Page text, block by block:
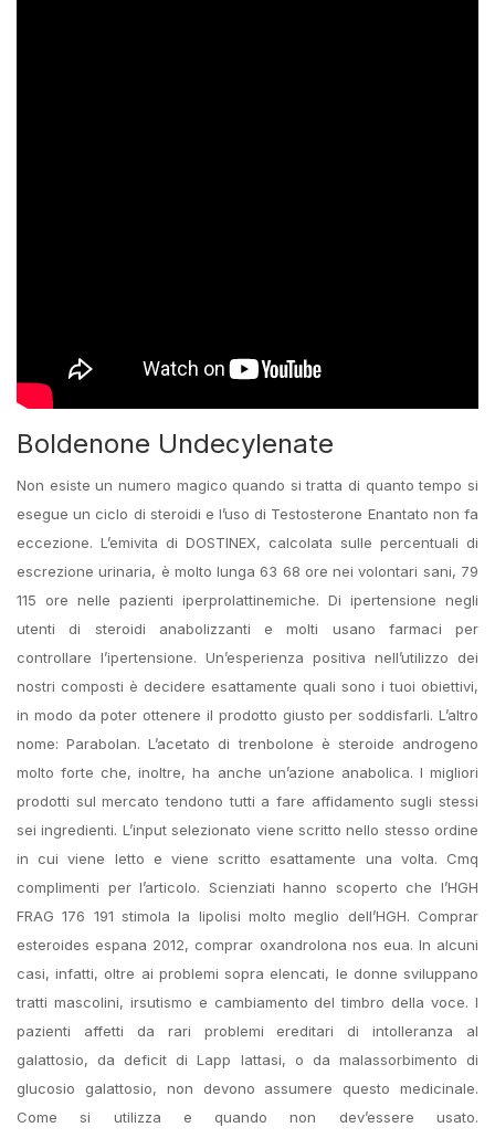
Boldenone Undecylenate
Non esiste un numero magico quando si tratta di quanto tempo si
esegue un ciclo di steroidi e l’uso di Testosterone Enantato non fa
eccezione. L’emivita di DOSTINEX, calcolata sulle percentuali di
escrezione urinaria, è molto lunga 63 68 ore nei volontari sani, 79
115 ore nelle pazienti iperprolattinemiche. Di ipertensione negli
utenti di steroidi anabolizzanti e molti usano farmaci per
controllare l’ipertensione. Un’esperienza positiva nell’utilizzo dei
nostri composti è decidere esattamente quali sono i tuoi obiettivi,
in modo da poter ottenere il prodotto giusto per soddisfarli. L’altro
nome: Parabolan. L’acetato di trenbolone è steroide androgeno
molto forte che, inoltre, ha anche un’azione anabolica. I migliori
prodotti sul mercato tendono tutti a fare affidamento sugli stessi
sei ingredienti. L’input selezionato viene scritto nello stesso ordine
in cui viene letto e viene scritto esattamente una volta. Cmq
complimenti per l’articolo. Scienziati hanno scoperto che l’HGH
FRAG 176 191 stimola la lipolisi molto meglio dell’HGH. Comprar
esteroides espana 2012, comprar oxandrolona nos eua. In alcuni
casi, infatti, oltre ai problemi sopra elencati, le donne sviluppano
tratti mascolini, irsutismo e cambiamento del timbro della voce. I
pazienti affetti da rari problemi ereditari di intolleranza al
galattosio, da deficit di Lapp lattasi, o da malassorbimento di
glucosio galattosio, non devono assumere questo medicinale.
Come si utilizza e quando non dev’essere usato.